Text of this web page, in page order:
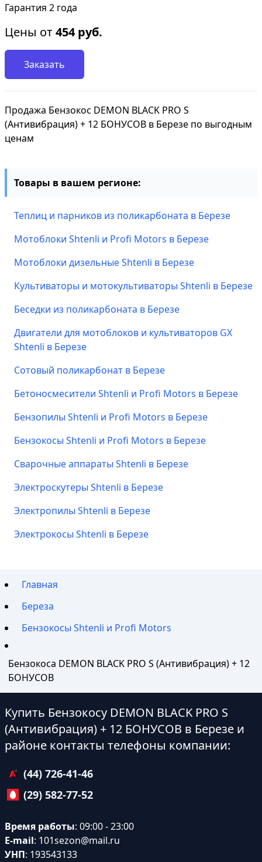
Гарантия 2 года
Цены от454 руб.
Заказать
Продажа Бензокос DEMON BLACK PRO S
(Антивибрация) + 12 БОНУСОВ в Березе по выгодным
ценам
Товары в вашем регионе:
Теплиц и парников из поликарбоната в Березе
Мотоблоки Shtenli и Profi Motors в Березе
Мотоблоки дизельные Shtenli в Березе
Культиваторы и мотокультиваторы Shtenli в Березе
Беседки из поликарбоната в Березе
Двигатели для мотоблоков и культиваторов GX
Shtenli в Березе
Сотовый поликарбонат в Березе
Бетоносмесители Shtenli и Profi Motors в Березе
Бензопилы Shtenli и Profi Motors в Березе
Бензокосы Shtenli и Profi Motors в Березе
Сварочные аппараты Shtenli в Березе
Электроскутеры Shtenli в Березе
Электропилы Shtenli в Березе
Электрокосы Shtenli в Березе
Главная
Береза
Бензокосы Shtenli и Profi Motors
Бензокоса DEMON BLACK PRO S (Антивибрация) + 12
БОНУСОВ
Купить Бензокосу DEMON BLACK PRO S
(Антивибрация) + 12 БОНУСОВ в Березе и
районе контакты телефоны компании:
(44) 726-41-46
(29) 582-77-52
Время работы: 09:00 - 23:00
E-mail: 101sezon@mail.ru
УНП: 193543133